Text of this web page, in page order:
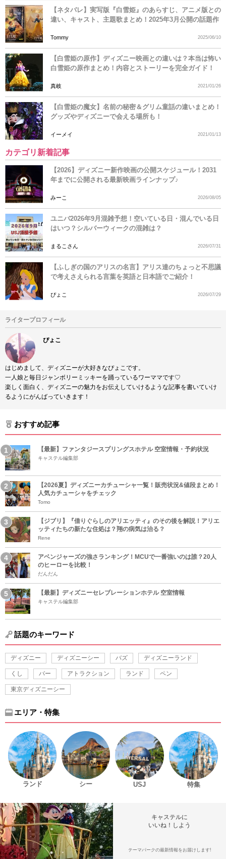
【ネタバレ】実写版『白雪姫』のあらすじ、アニメ版との
違い、キャスト、主題歌まとめ！2025年3月公開の話題作
Tommy 2025/06/10
【白雪姫の原作】ディズニー映画との違いは？本当は怖い
白雪姫の原作まとめ！内容とストーリーを完全ガイド！
真岐 2021/01/26
【白雪姫の魔女】名前の秘密＆グリム童話の違いまとめ！
グッズやディズニーで会える場所も！
イーメイ 2021/01/13
カテゴリ新着記事
【2026】ディズニー新作映画の公開スケジュール！2031
年までに公開される最新映画ラインナップ♪
みーこ 2026/08/05
ユニバ2026年9月混雑予想！空いている日・混んでいる日
はいつ？シルバーウィークの混雑は？
まるこさん 2026/07/31
【ふしぎの国のアリスの名言】アリス達のちょっと不思議
で考えさえられる言葉を英語と日本語でご紹介！
ぴょこ 2026/07/29
ライタープロフィール
ぴょこ
はじめまして、ディズニーが大好きなぴょこです。
一人娘と毎日ジャンボリーミッキーを踊っているワーママです♡
楽しく面白く、ディズニーの魅力をお伝えしていけるような記事を書いていけ
るようにがんばっていきます！
おすすめ記事
【最新】ファンタジースプリングスホテル 空室情報・予約状況
キャステル編集部
【2026夏】ディズニーカチューシャ一覧！販売状況&値段まとめ！
人気カチューシャをチェック
Tomo
【ジブリ】『借りぐらしのアリエッティ』のその後を解説！アリエ
ッティたちの新たな住処は？翔の病気は治る？
Rene
アベンジャーズの強さランキング！MCUで一番強いのは誰？20人
のヒーローを比較！
だんだん
【最新】ディズニーセレブレーションホテル 空室情報
キャステル編集部
話題のキーワード
ディズニー ディズニーシー バズ ディズニーランド
くし バー アトラクション ランド ペン
東京ディズニーシー
エリア・特集
ランド シー USJ 特集
キャステルに
いいね！しよう
テーマパークの最新情報をお届けします!